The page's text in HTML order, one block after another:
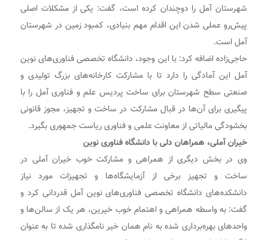
شهرستان آمل را دوچندان کرده است، گفت: یکی از مشکلات اصلی
پیش‌رو عملی شدن این اقدام مهم بنیادی، کمبود زمین در شهرستان
آمل است.
حاجی‌زاده اضافه کرد: با این وجود، دانشگاه تخصصی فناوری‌های نوین
آمل این آمادگی را دارد تا با مشارکت کارخانه‌های بزرگ تولیدی و
صنعتی سطح شهرستان برای ساخت پردیس علم و فناوری آمل را با
پیگیری برای آن‌ها در قبال مشارکت در ساخت و تجهیز، مجوز قانونی
بخشودگی مالیاتی از معاونت علمی و فناوری ریاست جمهوری بگیرد.
خیران آملی، همراهان دلی با دانشگاه فناوری نوین
وی در بخش دیگری از همراهی و مشارکت خوب خیران آملی در
ساخت و تجهیز برخی از آزمایشگاه‌ها و تجهیزات مورد نیاز
دانشکده‌های دانشگاه تخصصی فناوری‌های نوین آمل قدردانی کرد و
گفت: به واسطه همراهی و اهتمام خوب خیرین، هر یک از سالن‌ها و
واحدهای بهره‌برداری شده به نام همان خیر نامگذاری شده تا به عنوان